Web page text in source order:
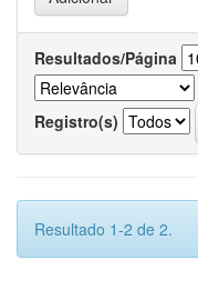
Resultados/Página
Registro(s)
Resultado 1-2 de 2.